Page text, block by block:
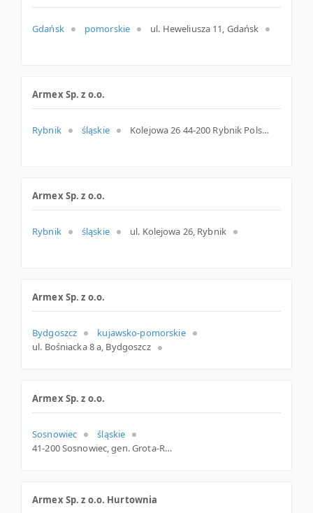
Gdańsk pomorskie ul. Heweliusza 11, Gdańsk
Armex Sp. z o.o.
Rybnik śląskie Kolejowa 26 44-200 Rybnik Polska
Armex Sp. z o.o.
Rybnik śląskie ul. Kolejowa 26, Rybnik
Armex Sp. z o.o.
Bydgoszcz
kujawsko-pomorskie
ul. Bośniacka 8 a, Bydgoszcz
Armex Sp. z o.o.
Sosnowiec
śląskie
41-200 Sosnowiec, gen. Grota-Roweckiego 187, woj. Śląskie, pow. Sosnowiec, gm. Sosnowiec
Armex Sp. z o.o. Hurtownia